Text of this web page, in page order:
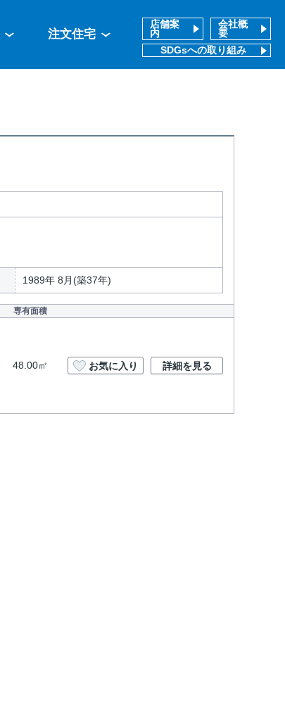
注文住宅
店舗案
内
会社概
要
SDGsへの取り組み
1989年 8月(築37年)
専有面積
48.00㎡ お気に入り 詳細を見る